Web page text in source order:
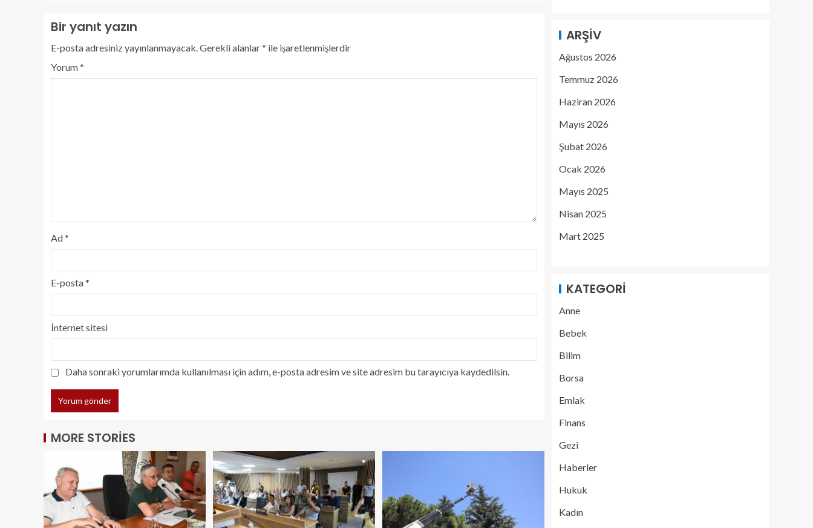
Bir yanıt yazın
E-posta adresiniz yayınlanmayacak.Gerekli alanlar* ile işaretlenmişlerdir
Yorum*
Ad*
E-posta*
İnternet sitesi
Daha sonraki yorumlarımda kullanılması için adım, e-posta adresim ve site adresim bu tarayıcıya kaydedilsin.
MORE STORIES
ARŞIV
Ağustos 2026
Temmuz 2026
Haziran 2026
Mayıs 2026
Şubat 2026
Ocak 2026
Mayıs 2025
Nisan 2025
Mart 2025
KATEGORI
Anne
Bebek
Bilim
Borsa
Emlak
Finans
Gezi
Haberler
Hukuk
Kadın